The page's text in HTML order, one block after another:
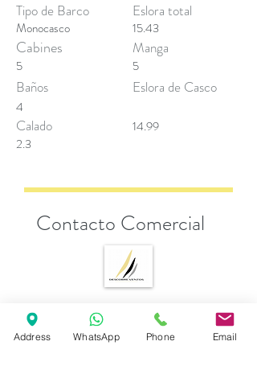
Tipo de Barco
Monocasco
Cabines
5
Baños
4
Calado
Eslora total
15.43
Manga
5
Eslora de Casco
14.99
2.3
Contacto Comercial
Andrea Esposito
sales@descobreventos.pt
Address WhatsApp Phone Email